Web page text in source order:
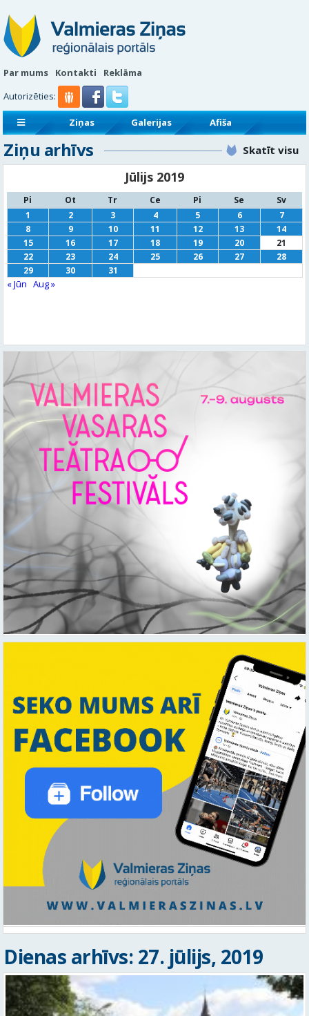
Par mums Kontakti
Reklāma
Autorizēties:
Ziņas Galerijas
Afiša
Sludinājumi
Reklāmraksti
Ziņu arhīvs Skatīt visu
Jūlijs 2019
Pi Ot Tr Ce Pi Se
Sv
1
2 3 4 5 6
7
8
9 10 11 12 13
14
15
16 17 18 19 20
21
22
23 24 25 26 27
28
29
30 31
« Jūn Aug »
Dienas arhīvs: 27. jūlijs, 2019